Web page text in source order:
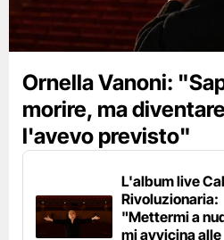
Ornella Vanoni:
morire, ma
l'avevo previsto"
L'album live
Rivoluzionaria:
"Mettermi a
mi avvicina alle